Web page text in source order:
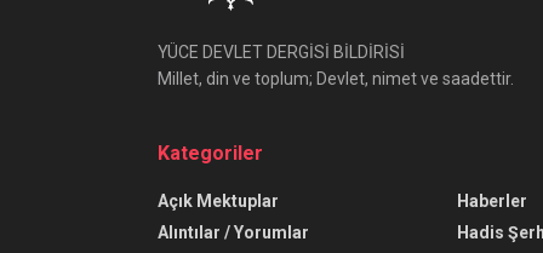
YÜCE DEVLET DERGİSİ BİLDİRİSİ
Millet, din ve toplum; Devlet, nimet ve saadettir.
Kategoriler
Açık Mektuplar
Alıntılar / Yorumlar
Haberler
Hadis